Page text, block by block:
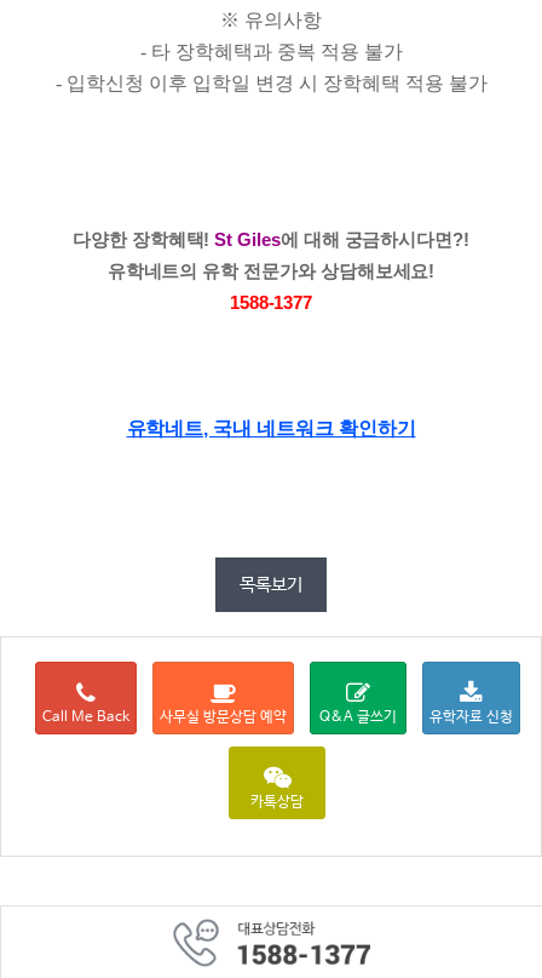
※ 유의사항
- 타 장학혜택과 중복 적용 불가
- 입학신청 이후 입학일 변경 시 장학혜택 적용 불가
다양한 장학혜택! St Giles에 대해 궁금하시다면?!
유학네트의 유학 전문가와 상담해보세요!
1588-1377
유학네트, 국내 네트워크 확인하기
목록보기
Call Me Back 사무실 방문상담 예약 Q&A 글쓰기 유학자료 신청
카톡상담